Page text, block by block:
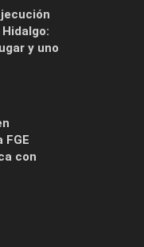
y uno
FGE
con